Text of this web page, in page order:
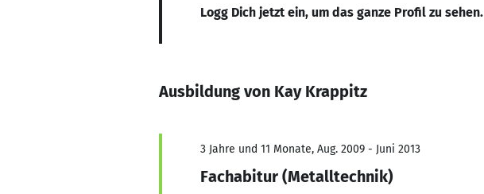
Logg Dich jetzt ein, um das ganze Profil zu sehen.
Ausbildung von Kay Krappitz
3 Jahre und 11 Monate, Aug. 2009 - Juni 2013
Fachabitur (Metalltechnik)